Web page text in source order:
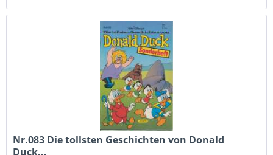
Nr.083 Die tollsten Geschichten von Donald
Duck...